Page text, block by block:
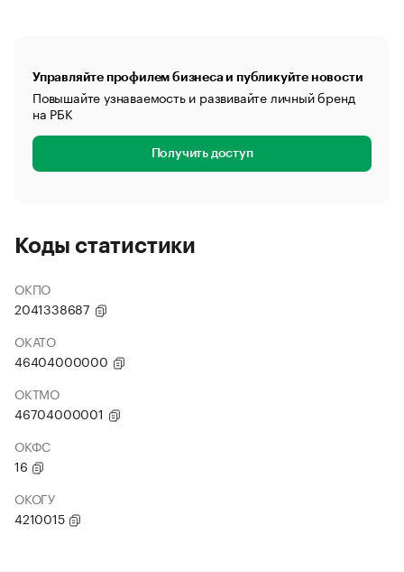
Управляйте профилем бизнеса и публикуйте новости
Повышайте узнаваемость и развивайте личный бренд
на РБК
Получить доступ
Коды статистики
ОКПО
2041338687
ОКАТО
46404000000
ОКТМО
46704000001
ОКФС
16
ОКОГУ
4210015